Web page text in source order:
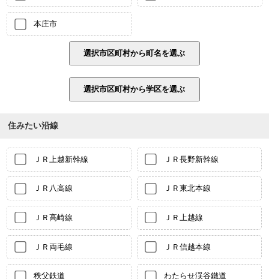
本庄市
住みたい沿線
ＪＲ上越新幹線 ＪＲ長野新幹線
ＪＲ八高線 ＪＲ東北本線
ＪＲ高崎線 ＪＲ上越線
ＪＲ両毛線 ＪＲ信越本線
秩父鉄道 わたらせ渓谷鐵道